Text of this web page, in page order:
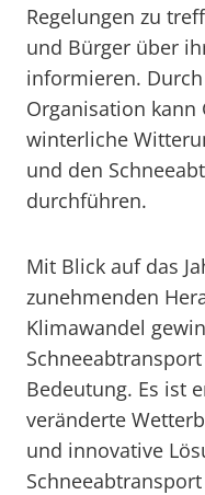
Regelungen zu
und Bürger über
informieren.
Organisation kann
winterliche
und den
durchführen.
Mit Blick auf das
zunehmenden
Klimawandel
Bedeutung. Es ist
veränderte
und innovative